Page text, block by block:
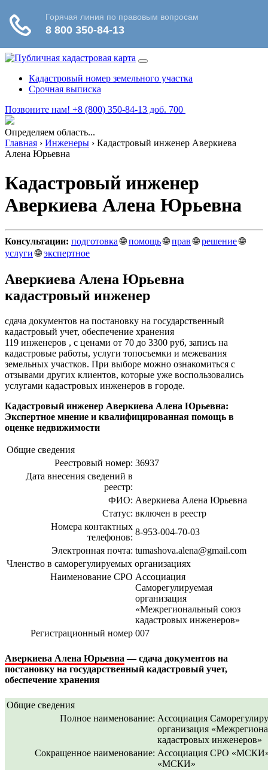
Кадастровый номер земельного участка
Срочная выписка
Позвоните нам! +8 (800) 350-84-13 доб. 700
Определяем область...
Главная › Инженеры › Кадастровый инженер Аверкиева
Алена Юрьевна
Кадастровый инженер
Аверкиева Алена Юрьевна
Консультации: подготовка🌐помощь🌐прав🌐решение🌐
услуги🌐экспертное
Аверкиева Алена Юрьевна
кадастровый инженер
сдача документов на постановку на государственный
кадастровый учет, обеспечение хранения
119 инженеров , c ценами от 70 до 3300 руб, запись на
кадастровые работы, услуги топосъемки и межевания
земельных участков. При выборе можно ознакомиться с
отзывами других клиентов, которые уже воспользовались
услугами кадастровых инженеров в городе.
Кадастровый инженер Аверкиева Алена Юрьевна:
Экспертное мнение и квалифицированная помощь в
оценке недвижимости
Общие сведения
Реестровый номер: 36937
Дата внесения сведений в
реестр:
ФИО: Аверкиева Алена Юрьевна
Статус: включен в реестр
Номера контактных
телефонов:
8-953-004-70-03
Электронная почта: tumashova.alena@gmail.com
Членство в саморегулируемых организациях
Наименование СРО Ассоциация
Саморегулируемая
организация
«Межрегиональный союз
кадастровых инженеров»
Регистрационный номер 007
Аверкиева Алена Юрьевна — сдача документов на
постановку на государственный кадастровый учет,
обеспечение хранения
Общие сведения
Полное наименование: Ассоциация
организация
кадастровых инженеров»
Сокращенное наименование: Ассоциация СРО
«МСКИ»